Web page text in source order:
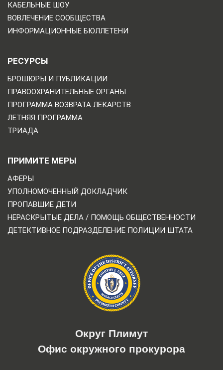
КАБЕЛЬНЫЕ ШОУ
ВОВЛЕЧЕНИЕ СООБЩЕСТВА
ИНФОРМАЦИОННЫЕ БЮЛЛЕТЕНИ
РЕСУРСЫ
БРОШЮРЫ И ПУБЛИКАЦИИ
ПРАВООХРАНИТЕЛЬНЫЕ ОРГАНЫ
ПРОГРАММА ВОЗВРАТА ЛЕКАРСТВ
ЛЕТНЯЯ ПРОГРАММА
ТРИАДА
ПРИМИТЕ МЕРЫ
АФЕРЫ
УПОЛНОМОЧЕННЫЙ ДОКЛАДЧИК
ПРОПАВШИЕ ДЕТИ
НЕРАСКРЫТЫЕ ДЕЛА / ПОМОЩЬ ОБЩЕСТВЕННОСТИ
ДЕТЕКТИВНОЕ ПОДРАЗДЕЛЕНИЕ ПОЛИЦИИ ШТАТА
Округ Плимут
Офис окружного прокурора